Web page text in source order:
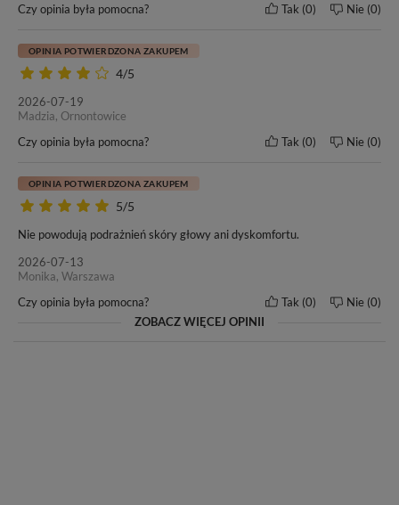
Naszym włosom zaufało wielu klientów oraz salonów
fryzjerskich w kraju i poza granicami Polski. Od wielu lat
satysfakcja” . Przekonaj się i Ty o doskonałej jakości włosów
Do każdego zakupu dołączamy ulotkę dotyczącą zasad
pielęgnacji i użytkowania włosów marki BestHair.
Czy opinia była pomocna?
Tak 0 Nie 0
4/5
OPINIA POTWIERDZONA ZAKUPEM
2026-07-19
Madzia, Ornontowice
Czy opinia była pomocna?
Tak 0 Nie 0
5/5
OPINIA POTWIERDZONA ZAKUPEM
Nie powodują podrażnień skóry głowy ani dyskomfortu.
2026-07-13
Monika, Warszawa
Czy opinia była pomocna?
Tak 0 Nie 0
ZOBACZ WIĘCEJ OPINII